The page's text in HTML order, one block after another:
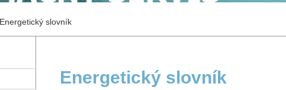
Energetický slovník
Energetický slovník